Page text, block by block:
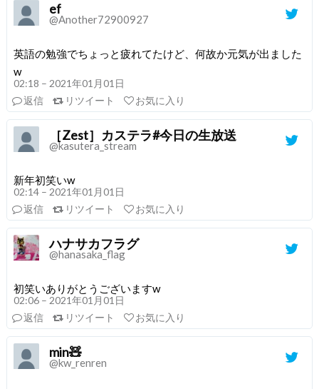
ef
@Another72900927
英語の勉強でちょっと疲れてたけど、何故か元気が出ました
w
02:18 – 2021年01月01日
返信
リツイート お気に入り
［Zest］カステラ#今日の生放送
@kasutera_stream
新年初笑いw
02:14 – 2021年01月01日
返信
リツイート お気に入り
ハナサカフラグ
@hanasaka_flag
初笑いありがとうございますw
02:06 – 2021年01月01日
返信
リツイート お気に入り
min🧸
@kw_renren